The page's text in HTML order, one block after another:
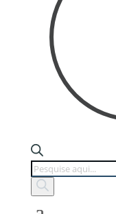
Products
search